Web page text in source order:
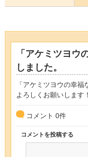
「アケミツヨウ
しました。
「アケミツヨウの幸福
よろしくお願いします！
コメント 0件
コメントを投稿する